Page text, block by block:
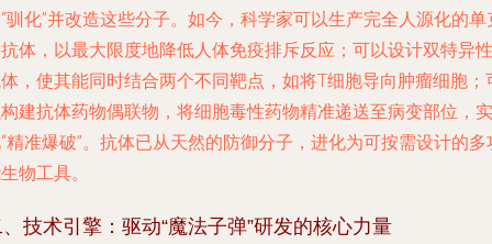
驯化”并改造这些分子。如今，科学家可以生产完全人源化的单
体，以最大限度地降低人体免疫排斥反应；可以设计双特异性
，使其能同时结合两个不同靶点，如将T细胞导向肿瘤细胞；
建抗体药物偶联物，将细胞毒性药物精准递送至病变部位，实
精准爆破”。抗体已从天然的防御分子，进化为可按需设计的多
物工具。
技术引擎：驱动“魔法子弹”研发的核心力量